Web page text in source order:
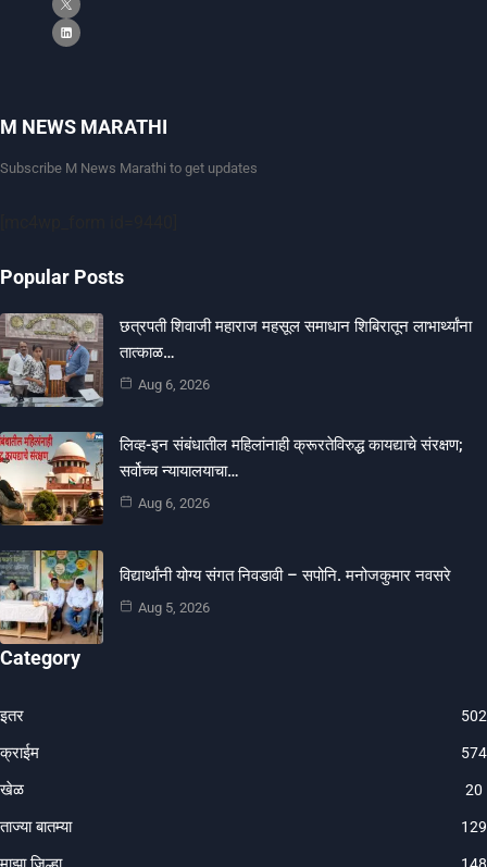
M NEWS MARATHI
Subscribe M News Marathi to get updates
Popular Posts
छत्रपती शिवाजी महाराज महसूल समाधान शिबिरातून लाभार्थ्यांना
तात्काळ…
Aug 6, 2026
लिव्ह-इन संबंधातील महिलांनाही क्रूरतेविरुद्ध कायद्याचे संरक्षण;
सर्वोच्च न्यायालयाचा…
Aug 6, 2026
विद्यार्थांनी योग्य संगत निवडावी – सपोनि. मनोजकुमार नवसरे
Aug 5, 2026
Category
इतर 502
क्राईम 574
खेळ 20
ताज्या बातम्या 129